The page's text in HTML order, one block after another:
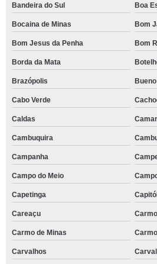
Bandeira do Sul Boa
Bocaina de Minas Bom
Bom Jesus da Penha Bom
Borda da Mata
Brazópolis
Cabo Verde
Caldas
Cambuquira
Campanha
Campo do Meio
Capetinga
Careaçu
Carmo de Minas
Carvalhos